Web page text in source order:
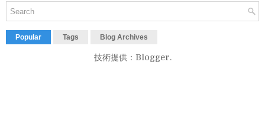
Popular Tags Blog Archives
技術提供： Blogger.